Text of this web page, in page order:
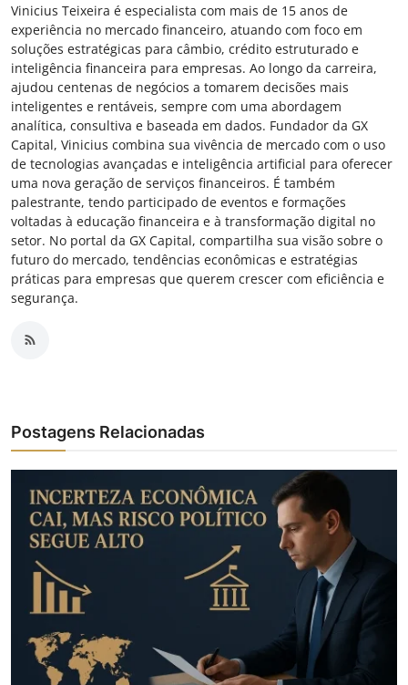
Vinicius Teixeira é especialista com mais de 15 anos de
experiência no mercado financeiro, atuando com foco em
soluções estratégicas para câmbio, crédito estruturado e
inteligência financeira para empresas. Ao longo da carreira,
ajudou centenas de negócios a tomarem decisões mais
inteligentes e rentáveis, sempre com uma abordagem
analítica, consultiva e baseada em dados. Fundador da GX
Capital, Vinicius combina sua vivência de mercado com o uso
de tecnologias avançadas e inteligência artificial para oferecer
uma nova geração de serviços financeiros. É também
palestrante, tendo participado de eventos e formações
voltadas à educação financeira e à transformação digital no
setor. No portal da GX Capital, compartilha sua visão sobre o
futuro do mercado, tendências econômicas e estratégias
práticas para empresas que querem crescer com eficiência e
segurança.
Postagens Relacionadas